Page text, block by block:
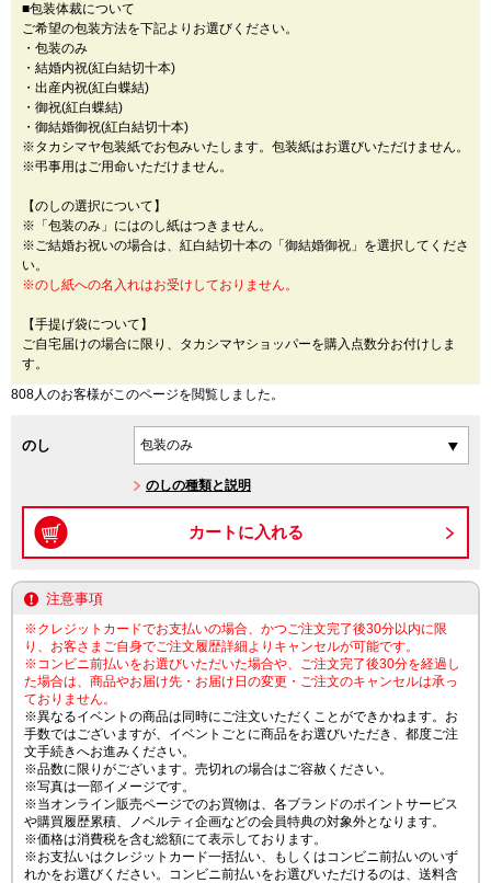
■包装体裁について
ご希望の包装方法を下記よりお選びください。
・包装のみ
・結婚内祝(紅白結切十本)
・出産内祝(紅白蝶結)
・御祝(紅白蝶結)
・御結婚御祝(紅白結切十本)
※タカシマヤ包装紙でお包みいたします。包装紙はお選びいただけません。
※弔事用はご用命いただけません。
【のしの選択について】
※「包装のみ」にはのし紙はつきません。
※ご結婚お祝いの場合は、紅白結切十本の「御結婚御祝」を選択してくださ
い。
※のし紙への名入れはお受けしておりません。
【手提げ袋について】
ご自宅届けの場合に限り、タカシマヤショッパーを購入点数分お付けしま
す。
808人のお客様がこのページを閲覧しました。
のし
のしの種類と説明
注意事項
※クレジットカードでお支払いの場合、かつご注文完了後30分以内に限
り、お客さまご自身でご注文履歴詳細よりキャンセルが可能です。
※コンビニ前払いをお選びいただいた場合や、ご注文完了後30分を経過し
た場合は、商品やお届け先・お届け日の変更・ご注文のキャンセルは承っ
ておりません。
※異なるイベントの商品は同時にご注文いただくことができかねます。お
手数ではございますが、イベントごとに商品をお選びいただき、都度ご注
文手続きへお進みください。
※品数に限りがございます。売切れの場合はご容赦ください。
※写真は一部イメージです。
※当オンライン販売ページでのお買物は、各ブランドのポイントサービス
や購買履歴累積、ノベルティ企画などの会員特典の対象外となります。
※価格は消費税を含む総額にて表示しております。
※お支払いはクレジットカード一括払い、もしくはコンビニ前払いのいず
れかをお選びください。コンビニ前払いをお選びいただけるのは、送料含